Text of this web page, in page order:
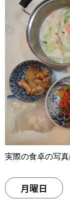
実際の食卓の写真
月曜日